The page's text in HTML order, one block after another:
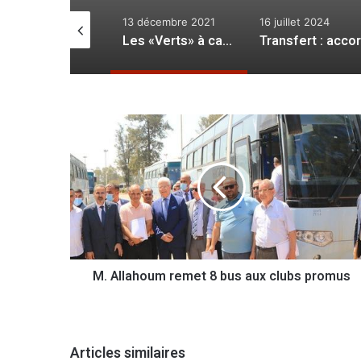
16 juillet 2024 8 juin 2026
A
l
l
a
u
M. Allahoum remet 8 bus aux clubs promus
Articles similaires